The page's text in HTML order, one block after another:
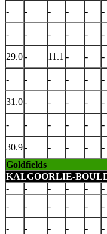
- - - - - -
- - - - - -
29.0- 11.1 - - -
- - - - - -
31.0- - - - -
- - - - - -
30.9- - - - -
Goldfields
KALGOORLIE-
-
- - - - -
-
- - - - -
- - - - - -